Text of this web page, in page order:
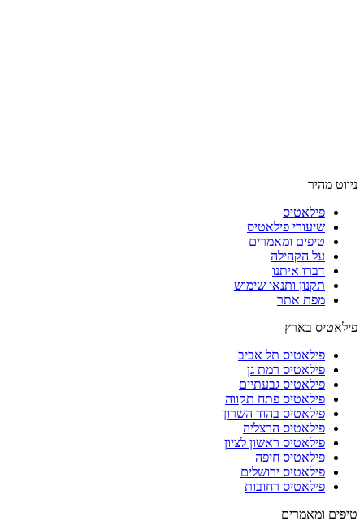
ניווט מהיר
פילאטיס
שיעורי פילאטיס
טיפים ומאמרים
על הקהילה
דברו איתנו
תקנון ותנאי שימוש
מפת אתר
פילאטיס בארץ
פילאטיס תל אביב
פילאטיס רמת גן
פילאטיס גבעתיים
פילאטיס פתח תקווה
פילאטיס בהוד השרון
פילאטיס הרצליה
פילאטיס ראשון לציון
פילאטיס חיפה
פילאטיס ירושלים
פילאטיס רחובות
טיפים ומאמרים